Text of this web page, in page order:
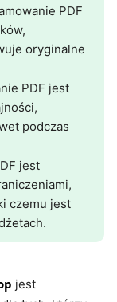
PDF
oryginalne
PDF jest
podczas
jest
czemu jest
jest